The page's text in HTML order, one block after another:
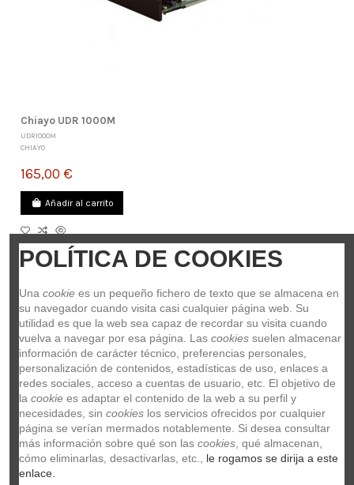
Chiayo UDR 1000M
UDR1000M
CHIAYO
165,00 €
Añadir al carrito
POLÍTICA DE COOKIES
Una cookie es un pequeño fichero de texto que se almacena en
su navegador cuando visita casi cualquier página web. Su
utilidad es que la web sea capaz de recordar su visita cuando
vuelva a navegar por esa página. Las cookies suelen almacenar
información de carácter técnico, preferencias personales,
personalización de contenidos, estadísticas de uso, enlaces a
redes sociales, acceso a cuentas de usuario, etc. El objetivo de
la cookie es adaptar el contenido de la web a su perfil y
necesidades, sin cookies los servicios ofrecidos por cualquier
página se verían mermados notablemente. Si desea consultar
más información sobre qué son las cookies , qué almacenan,
cómo eliminarlas, desactivarlas, etc.,
le rogamos se dirija a este
enlace.